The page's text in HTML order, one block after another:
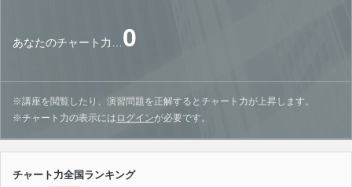
あなたのチャート力…0
※講座を閲覧したり、演習問題を正解するとチャート力が上昇します。
※チャート力の表示には ログインが必要です。
チャート力全国ランキング